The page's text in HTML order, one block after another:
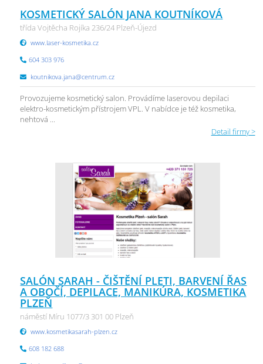
KOSMETICKÝ SALÓN JANA KOUTNÍKOVÁ
třída Vojtěcha Rojíka 236/24 Plzeň-Újezd
www.laser-kosmetika.cz
604 303 976
koutnikova.jana@centrum.cz
Provozujeme kosmetický salon. Provádíme laserovou depilaci
elektro-kosmetickým přístrojem VPL. V nabídce je též kosmetika,
nehtová ...
Detail firmy >
SALÓN SARAH - ČIŠTĚNÍ PLETI, BARVENÍ ŘAS
A OBOČÍ, DEPILACE, MANIKÚRA, KOSMETIKA
PLZEŇ
náměstí Míru 1077/3 301 00 Plzeň
www.kosmetikasarah-plzen.cz
608 182 688